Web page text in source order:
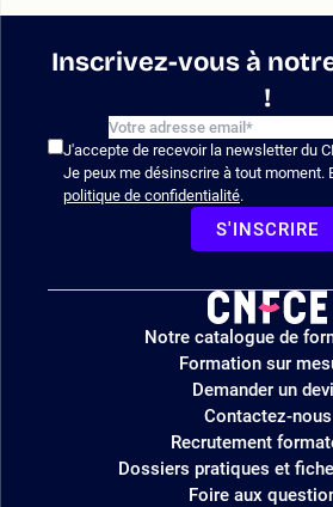
Inscrivez-vous à
!
J'accepte de recevoir la newsletter du
Je peux me désinscrire à tout moment.
politique de confidentialité.
S'INSCRIRE
Logo
site
Notre catalogue de
Formation sur
Demander un
Contactez-nous
Recrutement
Dossiers pratiques et
Foire aux